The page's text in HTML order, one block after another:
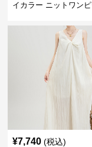
イカラー ニットワン
¥7,740 (税込)